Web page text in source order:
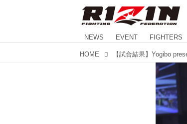
NEWS EVENT FIGHTERS
HOME